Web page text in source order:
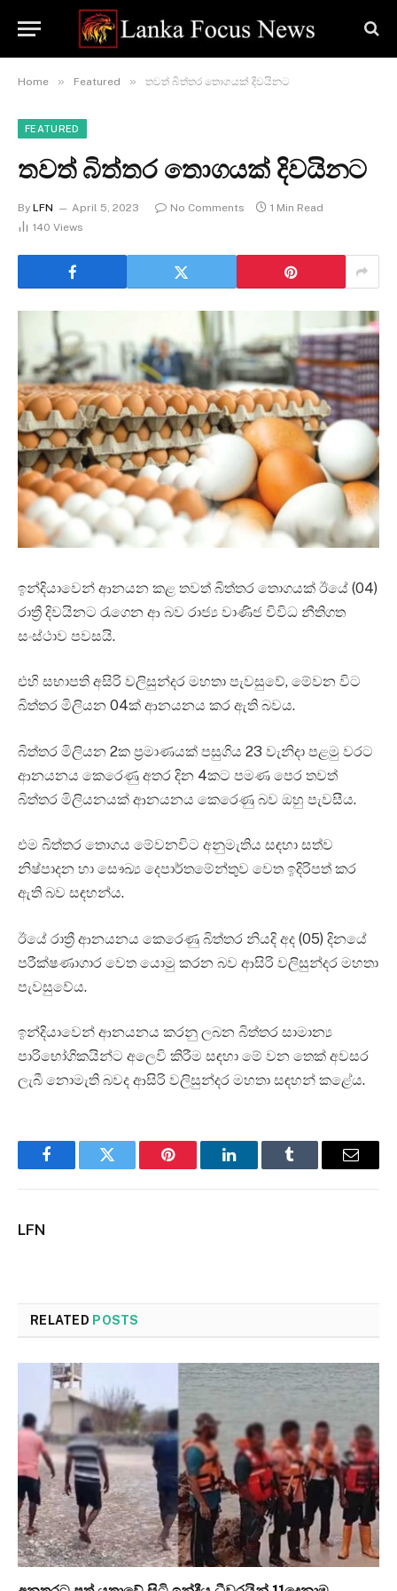
Home » Featured » තවත් බිත්තර තොගයක් දිවයිනට
FEATURED
තවත් බිත්තර තොගයක් දිවයිනට
By LFN April 5, 2023 No Comments
1 Min Read
140 Views
ඉන්දියාවෙන් ආනයන කළ තවත් බිත්තර තොගයක් ඊයේ (04)
රාත්‍රී දිවයිනට රැගෙන ආ බව රාජ්‍ය වාණිජ විවිධ නීතිගත
සංස්ථාව පවසයි.
එහි සභාපති අසිරි වලිසුන්දර මහතා පැවසුවේ, මේවන විට
බිත්තර මිලියන 04ක් ආනයනය කර ඇති බවය.
බිත්තර මිලියන 2ක ප්‍රමාණයක් පසුගිය 23 වැනිදා පළමු වරට
ආනයනය කෙරෙණු අතර දින 4කට පමණ පෙර තවත්
බිත්තර මිලියනයක් ආනයනය කෙරෙණු බව ඔහු පැවසීය.
එම බිත්තර තොගය මේවනවිට අනුමැතිය සඳහා සත්ව
නිෂ්පාදන හා සෞඛ්‍ය දෙපාර්තමේන්තුව වෙත ඉදිරිපත් කර
ඇති බව සඳහන්ය.
ඊයේ රාත්‍රී ආනයනය කෙරෙණු බිත්තර නියදි අද (05) දිනයේ
පරීක්ෂණාගාර වෙත යොමු කරන බව ආසිරි වලිසුන්දර මහතා
පැවසුවේය.
ඉන්දියාවෙන් ආනයනය කරනු ලබන බිත්තර සාමාන්‍ය
පාරිභෝගිකයින්ට අලෙවි කිරීම සඳහා මේ වන තෙක් අවසර
ලැබී නොමැති බවද ආසිරි වලිසුන්දර මහතා සඳහන් කළේය.
FacebookTwitter Pinterest LinkedInTumblr Email
LFN
RELATED POSTS